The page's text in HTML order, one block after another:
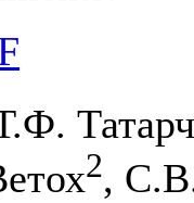
2,